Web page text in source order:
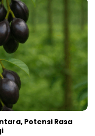
Potensi Rasa